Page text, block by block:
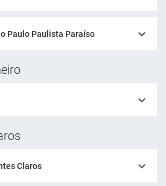
Paulo Paulista Paraíso
Claros